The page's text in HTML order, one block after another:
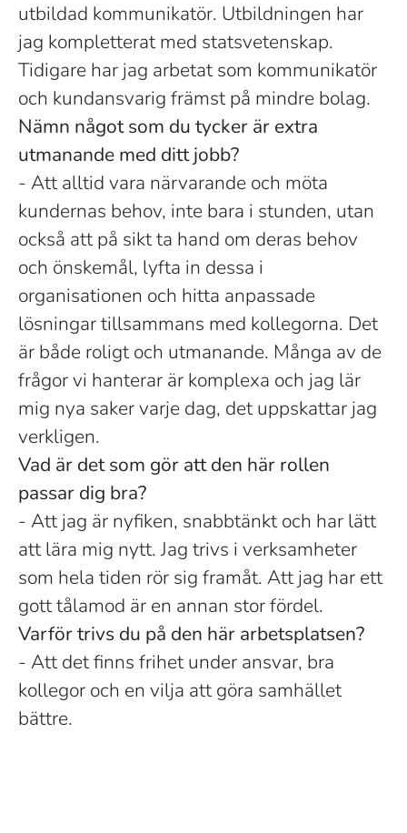
utbildad kommunikatör. Utbildningen har
jag kompletterat med statsvetenskap.
Tidigare har jag arbetat som kommunikatör
och kundansvarig främst på mindre bolag.
Nämn något som du tycker är extra
utmanande med ditt jobb?
- Att alltid vara närvarande och möta
kundernas behov, inte bara i stunden, utan
också att på sikt ta hand om deras behov
och önskemål, lyfta in dessa i
organisationen och hitta anpassade
lösningar tillsammans med kollegorna. Det
är både roligt och utmanande. Många av de
frågor vi hanterar är komplexa och jag lär
mig nya saker varje dag, det uppskattar jag
verkligen.
Vad är det som gör att den här rollen
passar dig bra?
- Att jag är nyfiken, snabbtänkt och har lätt
att lära mig nytt. Jag trivs i verksamheter
som hela tiden rör sig framåt. Att jag har ett
gott tålamod är en annan stor fördel.
Varför trivs du på den här arbetsplatsen?
- Att det finns frihet under ansvar, bra
kollegor och en vilja att göra samhället
bättre.